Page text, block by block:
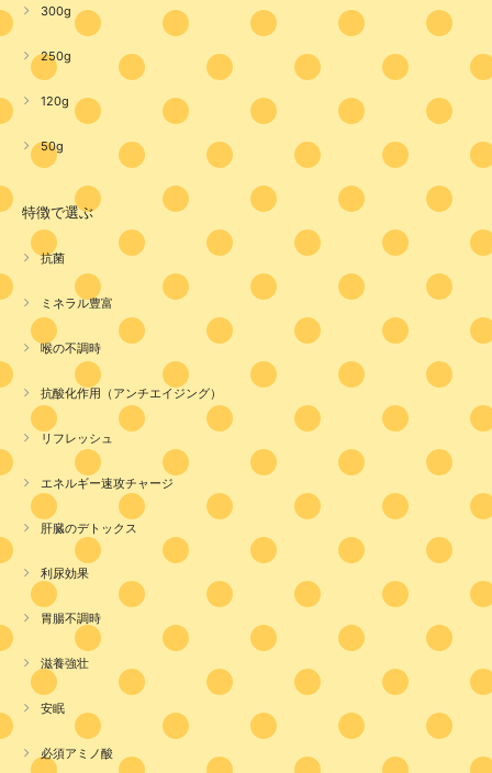
300g
250g
120g
50g
特徴で選ぶ
抗菌
ミネラル豊富
喉の不調時
抗酸化作用（アンチエイジング）
リフレッシュ
エネルギー速攻チャージ
肝臓のデトックス
利尿効果
胃腸不調時
滋養強壮
安眠
必須アミノ酸